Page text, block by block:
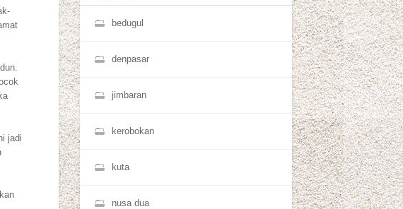
jadi
bedugul
denpasar
jimbaran
kerobokan
kuta
nusa dua